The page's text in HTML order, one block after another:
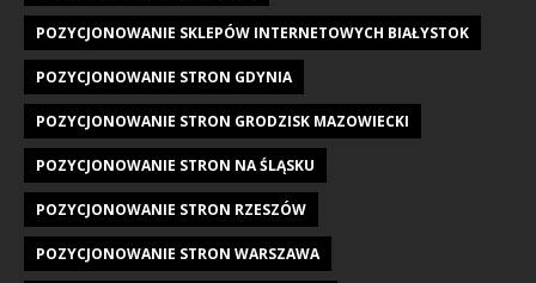
POZYCJONOWANIE SKLEPÓW INTERNETOWYCH BIAŁYSTOK
POZYCJONOWANIE STRON GDYNIA
POZYCJONOWANIE STRON GRODZISK MAZOWIECKI
POZYCJONOWANIE STRON NA ŚLĄSKU
POZYCJONOWANIE STRON RZESZÓW
POZYCJONOWANIE STRON WARSZAWA